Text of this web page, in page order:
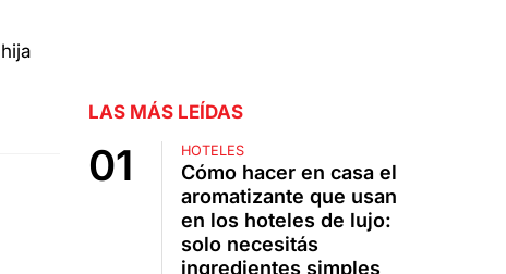
LAS MÁS LEÍDAS
HOTELES
Cómo hacer en casa el
aromatizante que usan
en los hoteles de lujo:
solo necesitás
ingredientes simples